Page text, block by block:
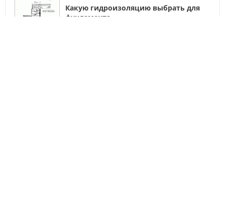
Какую гидроизоляцию выбрать для
фундамента